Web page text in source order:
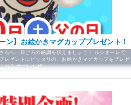
ン】お絵かきマグカッププレゼント！
んへ、日ごろの感謝を伝えましょう！ ルシオーレで
レゼントにピッタリの、お絵かきマグカップをプレゼ
ルシオーレへぜ…